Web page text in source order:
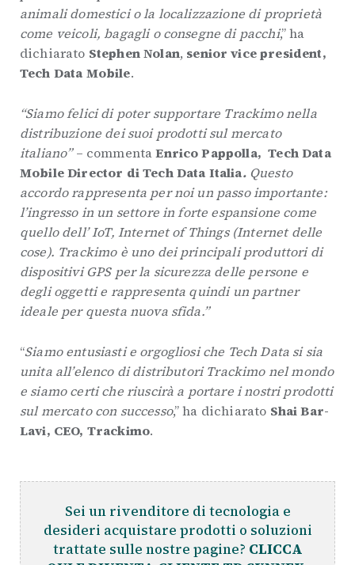
animali domestici o la localizzazione di proprietà
come veicoli, bagagli o consegne di pacchi,” ha
dichiarato Stephen Nolan, senior vice president,
Tech Data Mobile.
“Siamo felici di poter supportare Trackimo nella
distribuzione dei suoi prodotti sul mercato
italiano”– commentaEnrico Pappolla, Tech Data
Mobile Director di Tech Data Italia. Questo
accordo rappresenta per noi un passo importante:
l’ingresso in un settore in forte espansione come
quello dell’ IoT, Internet of Things (Internet delle
cose). Trackimo è uno dei principali produttori di
dispositivi GPS per la sicurezza delle persone e
degli oggetti e rappresenta quindi un partner
ideale per questa nuova sfida.”
“Siamo entusiasti e orgogliosi che Tech Data si sia
unita all’elenco di distributori Trackimo nel mondo
e siamo certi che riuscirà a portare i nostri prodotti
sul mercato con successo,” ha dichiarato Shai Bar-
Lavi, CEO, Trackimo.
Sei un rivenditore di tecnologia e
desideri acquistare prodotti o soluzioni
trattate sulle nostre pagine? CLICCA